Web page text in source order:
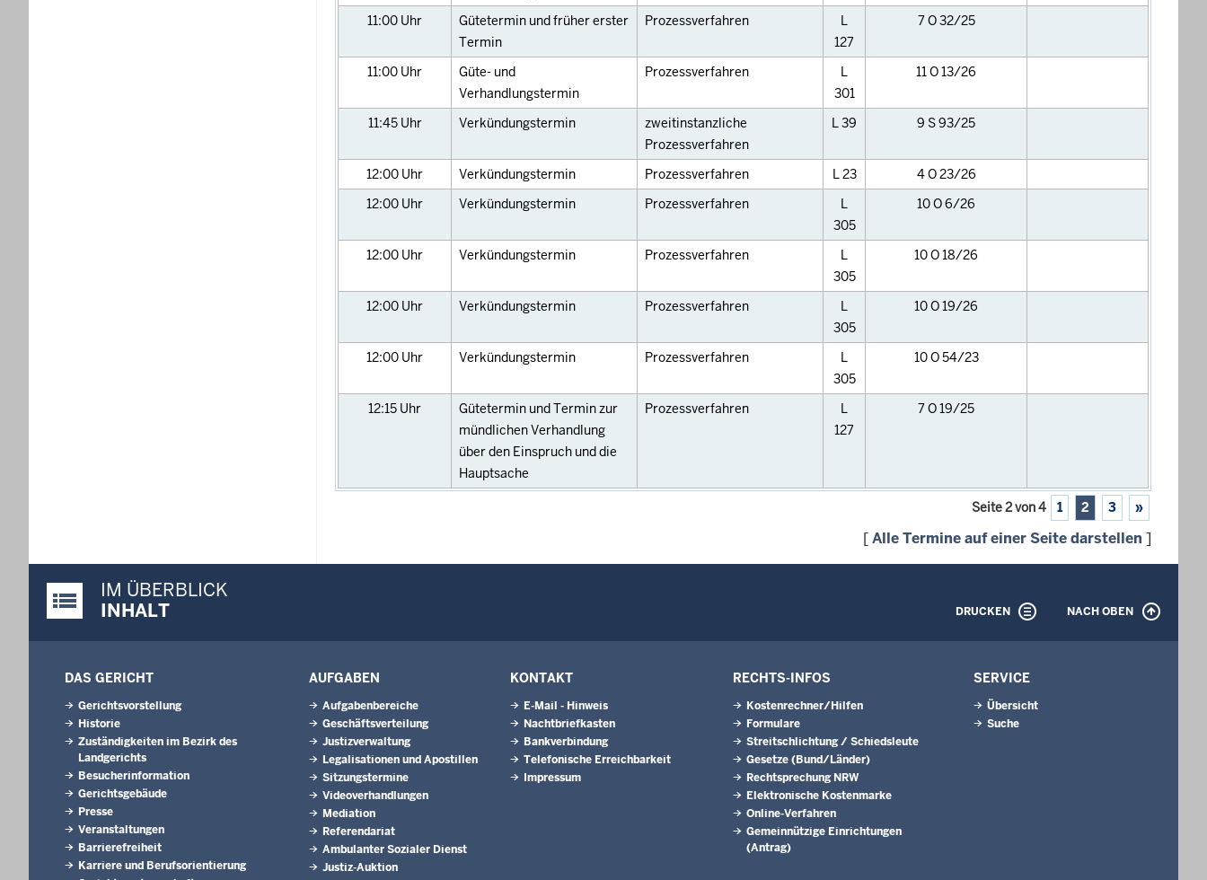
11:00 Uhr
Gütetermin und früher erster
Termin
Prozessverfahren
L
127
7 O 32/25
11:00 Uhr
Güte- und
Verhandlungstermin
Prozessverfahren
L
301
11 O 13/26
11:45 Uhr Verkündungstermin
zweitinstanzliche
Prozessverfahren
L 39 9 S 93/25
12:00 Uhr Verkündungstermin Prozessverfahren L 23
4 O 23/26
12:00 Uhr Verkündungstermin Prozessverfahren
L
305
10 O 6/26
12:00 Uhr Verkündungstermin Prozessverfahren
L
305
10 O 18/26
12:00 Uhr Verkündungstermin Prozessverfahren
L
305
10 O 19/26
12:00 Uhr Verkündungstermin Prozessverfahren
L
305
10 O 54/23
12:15 Uhr
Gütetermin und Termin zur
mündlichen Verhandlung
über den Einspruch und die
Hauptsache
Prozessverfahren
L
127
7 O 19/25
Seite 2 von 4 1 2 3 »
[Alle Termine auf einer Seite darstellen ]
Justiz-Portal im Überblick:
IM ÜBERBLICK
INHALT
DRUCKEN NACH OBEN
DAS GERICHT
Gerichtsvorstellung
Historie
Zuständigkeiten im Bezirk des
Landgerichts
Besucherinformation
Gerichtsgebäude
Presse
Veranstaltungen
Barrierefreiheit
Karriere und Berufsorientierung
AUFGABEN
Aufgabenbereiche
Geschäftsverteilung
Justizverwaltung
Legalisationen und Apostillen
Sitzungstermine
Videoverhandlungen
Mediation
Referendariat
Ambulanter Sozialer Dienst
Justiz-Auktion
KONTAKT
E-Mail - Hinweis
Nachtbriefkasten
Bankverbindung
Telefonische Erreichbarkeit
Impressum
RECHTS-INFOS
Kostenrechner/Hilfen
Formulare
Streitschlichtung / Schiedsleute
Gesetze (Bund/Länder)
Rechtsprechung NRW
Elektronische Kostenmarke
Online-Verfahren
Gemeinnützige Einrichtungen
(Antrag)
SERVICE
Übersicht
Suche